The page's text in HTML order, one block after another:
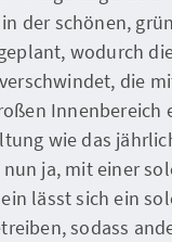
der schönen,
wodurch
die
Innenbereich
wie das
ja, mit einer
lässt sich ein
sodass